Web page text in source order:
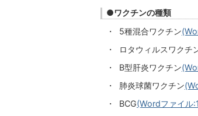
●ワクチンの種類
・ 5種混合ワクチン
・ ロタウィルスワクチ
・ B型肝炎ワクチン
・ 肺炎球菌ワクチン
・ BCG(Wordファイル